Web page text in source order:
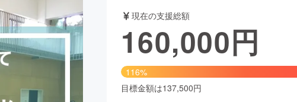
舞台・パフォーマンス
フード・飲食店 ファッション
現在の支援総額
160,000円
116%
目標金額は137,500円